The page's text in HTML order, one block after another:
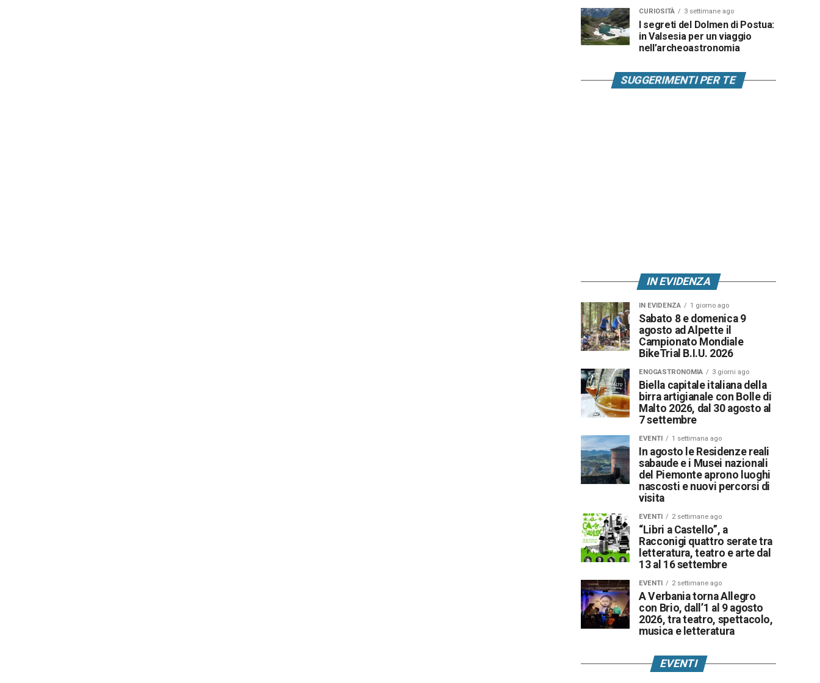
CURIOSITÀ 3 settimane ago
I segreti del Dolmen di Postua:
in Valsesia per un viaggio
nell’archeoastronomia
SUGGERIMENTI PER TE
IN EVIDENZA
IN EVIDENZA 1 giorno ago
Sabato 8 e domenica 9
agosto ad Alpette il
Campionato Mondiale
BikeTrial B.I.U. 2026
ENOGASTRONOMIA 3 giorni ago
Biella capitale italiana della
birra artigianale con Bolle di
Malto 2026, dal 30 agosto al
7 settembre
EVENTI 1 settimana ago
In agosto le Residenze reali
sabaude e i Musei nazionali
del Piemonte aprono luoghi
nascosti e nuovi percorsi di
visita
EVENTI 2 settimane ago
“Libri a Castello”, a
Racconigi quattro serate tra
letteratura, teatro e arte dal
13 al 16 settembre
EVENTI 2 settimane ago
A Verbania torna Allegro
con Brio, dall’1 al 9 agosto
2026, tra teatro, spettacolo,
musica e letteratura
EVENTI